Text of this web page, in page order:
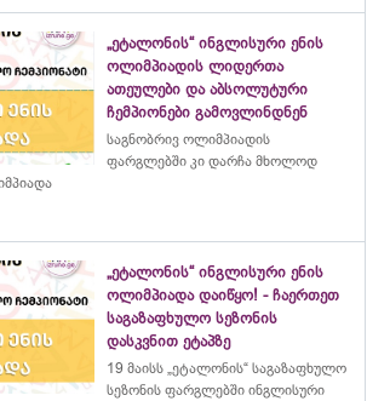
„ეტალონის“ ინგლისური ენის
ოლიმპიადის ლიდერთა
ათეულები და აბსოლუტური
ჩემპიონები გამოვლინდნენ
საგნობრივ ოლიმპიადის
ფარგლებში კი დარჩა მხოლოდ
„ეტალონის“ ინგლისური ენის
ოლიმპიადა დაიწყო! - ჩაერთეთ
საგაზაფხულო სეზონის
დასკვნით ეტაპზე
19 მაისს „ეტალონის“ საგაზაფხულო
სეზონის ფარგლებში ინგლისური